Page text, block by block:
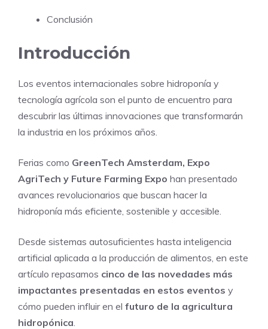
Conclusión
Introducción
Los eventos internacionales sobre hidroponía y
tecnología agrícola son el punto de encuentro para
descubrir las últimas innovaciones que transformarán
la industria en los próximos años.
Ferias como GreenTech Amsterdam, Expo
AgriTech y Future Farming Expo han presentado
avances revolucionarios que buscan hacer la
hidroponía más eficiente, sostenible y accesible.
Desde sistemas autosuficientes hasta inteligencia
artificial aplicada a la producción de alimentos, en este
artículo repasamos cinco de las novedades más
impactantes presentadas en estos eventos y
cómo pueden influir en el futuro de la agricultura
hidropónica